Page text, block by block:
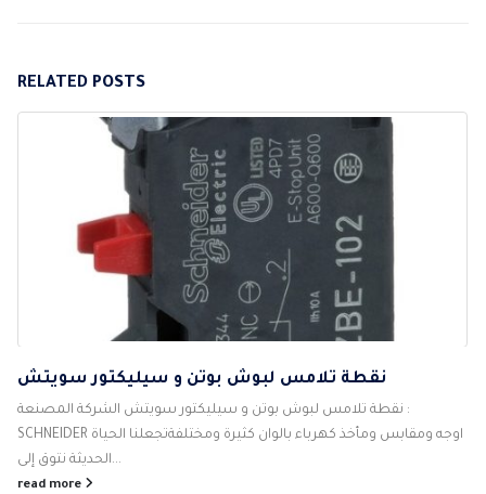
RELATED POSTS
نقطة تلامس لبوش بوتن و سيليكتور سويتش
نقطة تلامس لبوش بوتن و سيليكتور سويتش الشركة المصنعة :
SCHNEIDER اوجه ومقابس ومأخذ كهرباء بالوان كثيرة ومختلفةتجعلنا الحياة
الحديثة نتوق إلى...
read more